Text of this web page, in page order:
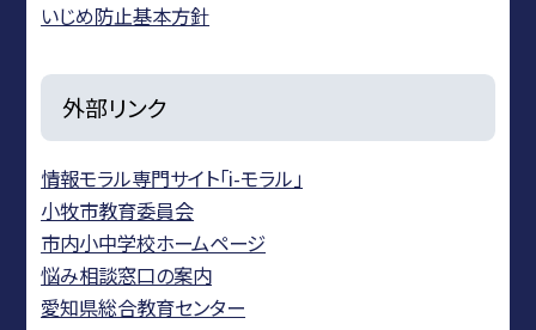
いじめ防止基本方針
外部リンク
情報モラル専門サイト「i-モラル」
小牧市教育委員会
市内小中学校ホームページ
悩み相談窓口の案内
愛知県総合教育センター